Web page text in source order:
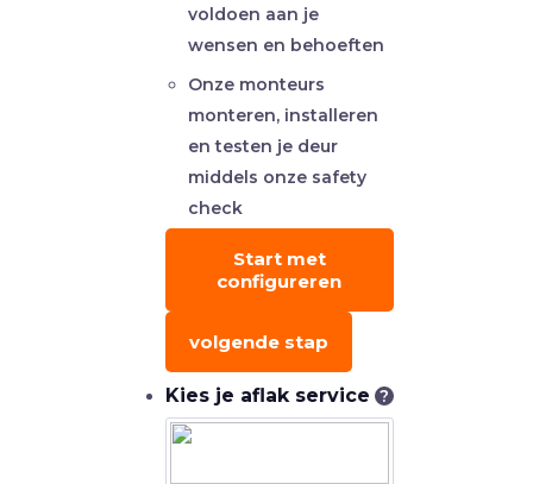
voldoen aan je
wensen en behoeften
Onze monteurs
monteren, installeren
en testen je deur
middels onze safety
check
Start met
configureren
volgende stap
Kies je aflak service ?